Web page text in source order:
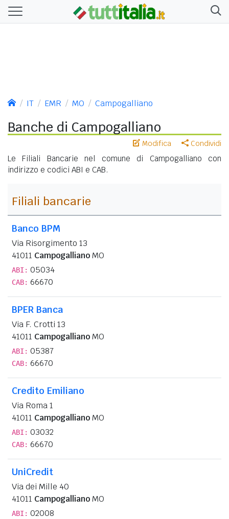
IT EMR MO Campogalliano
Banche di Campogalliano
Modifica Condividi
Le Filiali Bancarie nel comune di Campogalliano con
indirizzo e codici ABI e CAB.
Filiali bancarie
Banco BPM
Via Risorgimento 13
41011 CampogallianoMO
ABI: 05034
CAB: 66670
BPER Banca
Via F. Crotti 13
41011 CampogallianoMO
ABI: 05387
CAB: 66670
Credito Emiliano
Via Roma 1
41011 CampogallianoMO
ABI: 03032
CAB: 66670
UniCredit
Via dei Mille 40
41011 CampogallianoMO
ABI: 02008